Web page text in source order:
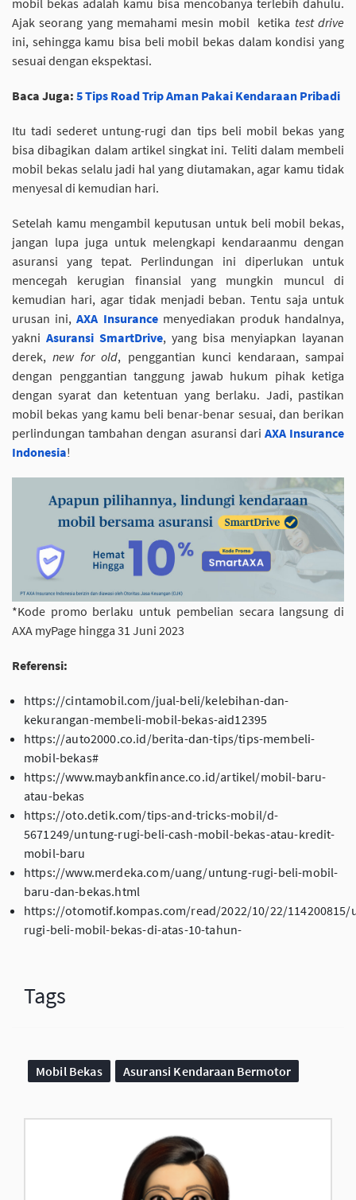
mobil bekas adalah kamu bisa mencobanya terlebih dahulu.
Ajak seorang yang memahami mesin mobil ketika test drive
ini, sehingga kamu bisa beli mobil bekas dalam kondisi yang
sesuai dengan ekspektasi.
Baca Juga: 5 Tips Road Trip Aman Pakai Kendaraan Pribadi
Itu tadi sederet untung-rugi dan tips beli mobil bekas yang
bisa dibagikan dalam artikel singkat ini. Teliti dalam membeli
mobil bekas selalu jadi hal yang diutamakan, agar kamu tidak
menyesal di kemudian hari.
Setelah kamu mengambil keputusan untuk beli mobil bekas,
jangan lupa juga untuk melengkapi kendaraanmu dengan
asuransi yang tepat. Perlindungan ini diperlukan untuk
mencegah kerugian finansial yang mungkin muncul di
kemudian hari, agar tidak menjadi beban. Tentu saja untuk
urusan ini,AXA Insurancemenyediakan produk handalnya,
yakni Asuransi SmartDrive, yang bisa menyiapkan layanan
derek,new for old, penggantian kunci kendaraan, sampai
dengan penggantian tanggung jawab hukum pihak ketiga
dengan syarat dan ketentuan yang berlaku. Jadi, pastikan
mobil bekas yang kamu beli benar-benar sesuai, dan berikan
perlindungan tambahan dengan asuransi dari AXA Insurance
Indonesia!
*Kode promo berlaku untuk pembelian secara langsung di
AXA myPage hingga 31 Juni 2023
Referensi:
https://cintamobil.com/jual-beli/kelebihan-dan-
kekurangan-membeli-mobil-bekas-aid12395
https://auto2000.co.id/berita-dan-tips/tips-membeli-
mobil-bekas#
https://www.maybankfinance.co.id/artikel/mobil-baru-
atau-bekas
https://oto.detik.com/tips-and-tricks-mobil/d-
5671249/untung-rugi-beli-cash-mobil-bekas-atau-kredit-
mobil-baru
https://www.merdeka.com/uang/untung-rugi-beli-mobil-
baru-dan-bekas.html
https://otomotif.kompas.com/read/2022/10/22/114200815/
rugi-beli-mobil-bekas-di-atas-10-tahun-
Tags
Mobil Bekas Asuransi Kendaraan Bermotor